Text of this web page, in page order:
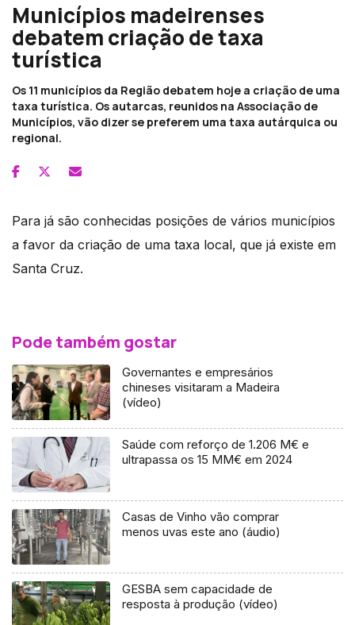
Municípios madeirenses
debatem criação de taxa
turística
Os 11 municípios da Região debatem hoje a criação de uma
taxa turística. Os autarcas, reunidos na Associação de
Municípios, vão dizer se preferem uma taxa autárquica ou
regional.
Para já são conhecidas posições de vários municípios
a favor da criação de uma taxa local, que já existe em
Santa Cruz.
Pode também gostar
Governantes e empresários
chineses visitaram a Madeira
(vídeo)
Saúde com reforço de 1.206 M€ e
ultrapassa os 15 MM€ em 2024
Casas de Vinho vão comprar
menos uvas este ano (áudio)
GESBA sem capacidade de
resposta à produção (vídeo)